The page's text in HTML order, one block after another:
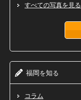
すべての写真を見る
福岡を知る
コラム